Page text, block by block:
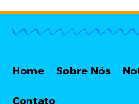
Home Sobre Nós
Contato